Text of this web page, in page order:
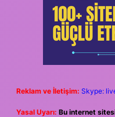
Reklam ve İletişim: Skype:
Yasal Uyarı: Bu internet